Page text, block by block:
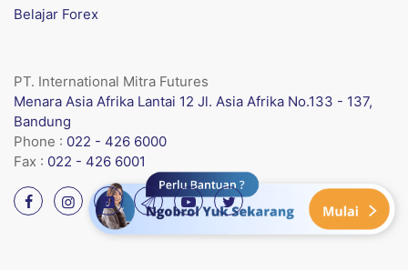
Belajar Forex
PT. International Mitra Futures
Menara Asia Afrika Lantai 12 Jl. Asia Afrika No.133 - 137,
Bandung
Phone : 022 - 426 6000
Fax : 022 - 426 6001